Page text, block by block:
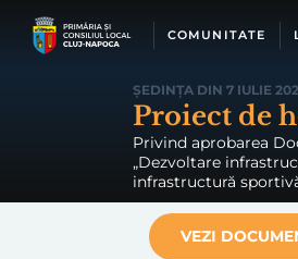
COMUNITATE
ȘEDINȚA DIN 7 IULIE
Proiect de
Privind aprobarea
„Dezvoltare
infrastructură
VEZI